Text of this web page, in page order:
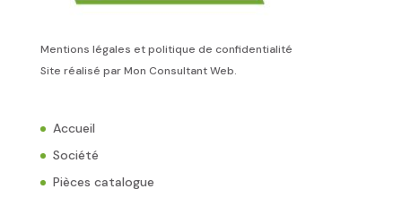
Mentions légales et politique de confidentialité
Site réalisé parMon Consultant Web.
Accueil
Société
Pièces catalogue